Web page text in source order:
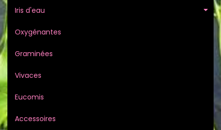
Iris d'eau
Oxygénantes
Graminées
Vivaces
Eucomis
Accessoires